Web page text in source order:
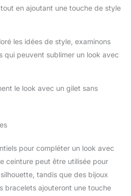
anniversaire, la fête des Pères, la
Noël et bien d'autres occasions.
occasions】Ce gilet élégant et
les fêtes, les remises de diplômes,
les spectacles de groupe, les
à l'âge adulte et diverses autres
réunions professionnelles et
en ajoutant une touche de style
les idées de style, examinons
qui peuvent sublimer un look avec
le look avec un gilet sans
pour compléter un look avec
ceinture peut être utilisée pour
tandis que des bijoux
bracelets ajouteront une touche